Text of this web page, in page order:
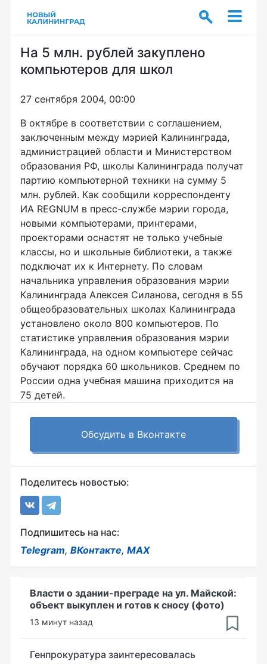
На 5 млн. рублей закуплено
компьютеров для школ
27 сентября 2004, 00:00
В октябре в соответствии с соглашением,
заключенным между мэрией Калининграда,
администрацией области и Министерством
образования РФ, школы Калининграда получат
партию компьютерной техники на сумму 5
млн. рублей. Как сообщили корреспонденту
ИА REGNUM в пресс-службе мэрии города,
новыми компьютерами, принтерами,
проекторами оснастят не только учебные
классы, но и школьные библиотеки, а также
подключат их к Интернету. По словам
начальника управления образования мэрии
Калининграда Алексея Силанова, сегодня в 55
общеобразовательных школах Калининграда
установлено около 800 компьютеров. По
статистике управления образования мэрии
Калининграда, на одном компьютере сейчас
обучают порядка 60 школьников. Среднем по
России одна учебная машина приходится на
75 детей.
Обсудить в Вконтакте
Поделитесь новостью:
Подпишитесь на нас:
Telegram, ВКонтакте, MAX
Власти о здании-преграде на ул. Майской:
объект выкуплен и готов к сносу (фото)
13 минут назад
Генпрокуратура заинтересовалась